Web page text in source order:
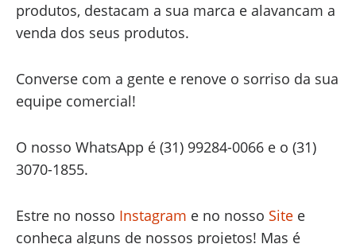
produtos, destacam a sua marca e alavancam a
venda dos seus produtos.
Converse com a gente e renove o sorriso da sua
equipe comercial!
O nosso WhatsApp é (31) 99284-0066 e o (31)
3070-1855.
Estre no nosso Instagram e no nosso Sitee
conheça alguns de nossos projetos! Mas é